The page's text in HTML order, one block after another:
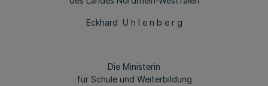
Eckhard U h l e n b e r g
Die Ministerin
für Schule und Weiterbildung